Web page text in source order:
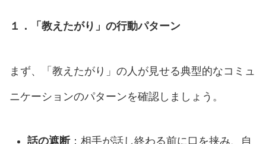
１．「教えたがり」の行動パターン
まず、「教えたがり」の人が見せる典型的なコミュ
ニケーションのパターンを確認しましょう。
話の遮断：相手が話し終わる前に口を挟み、自